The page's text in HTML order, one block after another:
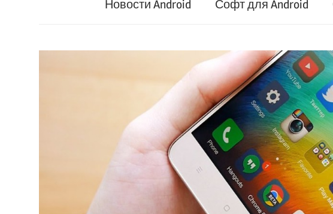
Новости Android Софт для Android